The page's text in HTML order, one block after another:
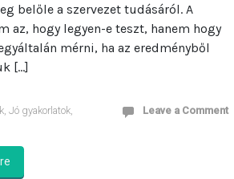
belőle a szervezet tudásáról. A
az, hogy legyen-e teszt, hanem hogy
mérni, ha az eredményből
[…]
, Jó gyakorlatok,
Leave a Comment